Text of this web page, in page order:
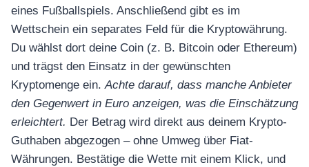
eines Fußballspiels. Anschließend gibt es im
Wettschein ein separates Feld für die Kryptowährung.
Du wählst dort deine Coin (z. B. Bitcoin oder Ethereum)
und trägst den Einsatz in der gewünschten
Kryptomenge ein.Achte darauf, dass manche Anbieter
den Gegenwert in Euro anzeigen, was die Einschätzung
erleichtert. Der Betrag wird direkt aus deinem Krypto-
Guthaben abgezogen – ohne Umweg über Fiat-
Währungen. Bestätige die Wette mit einem Klick, und